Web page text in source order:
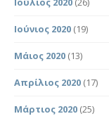
Ιούνιος 2020 (19)
Μάιος 2020 (13)
Απρίλιος 2020 (17)
Μάρτιος 2020 (25)